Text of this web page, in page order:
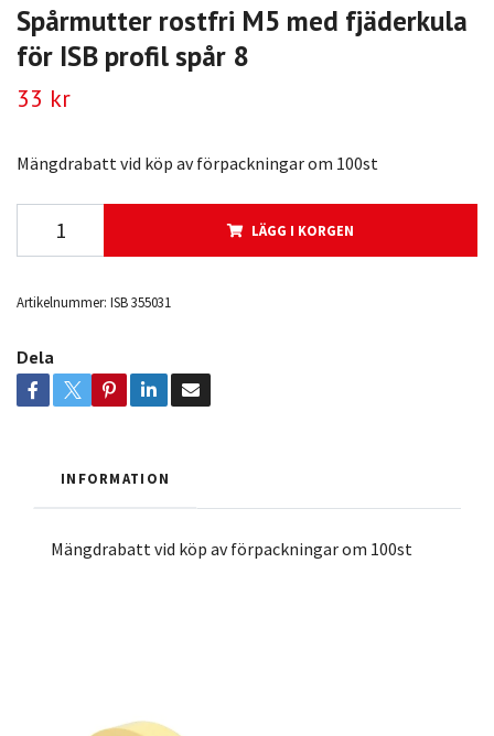
Spårmutter rostfri M5 med fjäderkula
för ISB profil spår 8
33 kr
Mängdrabatt vid köp av förpackningar om 100st
LÄGG I KORGEN
Artikelnummer: ISB 355031
Dela
INFORMATION
Mängdrabatt vid köp av förpackningar om 100st